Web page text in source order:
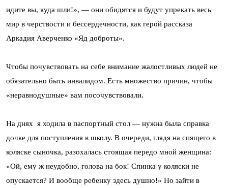
идите вы, куда шли!», — они обидятся и будут упрекать весь
мир в черствости и бессердечности, как герой рассказа
Аркадия Аверченко «Яд доброты».
Чтобы почувствовать на себе внимание жалостливых людей не
обязательно быть инвалидом. Есть множество причин, чтобы
«неравнодушные» вам посочувствовали.
На днях я ходила в паспортный стол — нужна была справка
дочке для поступления в школу. В очереди, глядя на спящего в
коляске сыночка, разохалась стоящая передо мной женщина:
«Ой, ему ж неудобно, голова на бок! Спинка у коляски не
опускается? И вообще ребенку здесь душно!» Но зайти в